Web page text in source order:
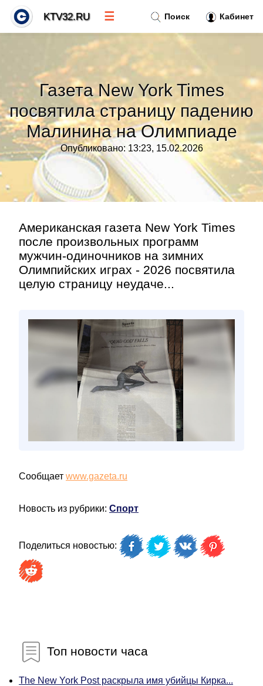
Газета New York Times
посвятила страницу падению
Малинина на Олимпиаде
Опубликовано: 13:23, 15.02.2026
Американская газета New York Times
после произвольных программ
мужчин-одиночников на зимних
Олимпийских играх - 2026 посвятила
целую страницу неудаче...
Сообщает www.gazeta.ru
Новость из рубрики: Спорт
Поделиться новостью:
Топ новости часа
The New York Post раскрыла имя убийцы Кирка...
Поиск Кабинет
KTV32.RU ☰
Тренды новостей »
Рубрики»
Правила
Контакт»